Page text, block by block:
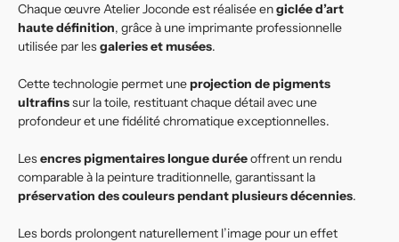
Chaque œuvre Atelier Joconde est réalisée engiclée d’art
haute définition, grâce à une imprimante professionnelle
utilisée par lesgaleries et musées.
Cette technologie permet uneprojection de pigments
ultrafinssur la toile, restituant chaque détail avec une
profondeur et une fidélité chromatique exceptionnelles.
Lesencres pigmentaires longue duréeoffrent un rendu
comparable à la peinture traditionnelle, garantissant la
préservation des couleurs pendant plusieurs décennies.
Les bords prolongent naturellement l’image pour un effet